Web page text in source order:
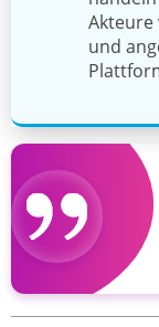
Akteure
und